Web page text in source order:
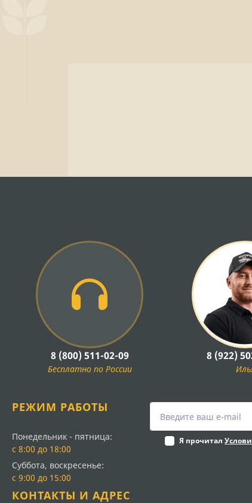
8 (800) 511-02-09
Бесплатно по России
8 (922)
РЕЖИМ РАБОТЫ
Понедельник - пятница:
с 8:00 до 18:00
Суббота, воскресенье:
с 9:00 до 15:00
Я прочитал
КОНТАКТЫ И АДРЕС